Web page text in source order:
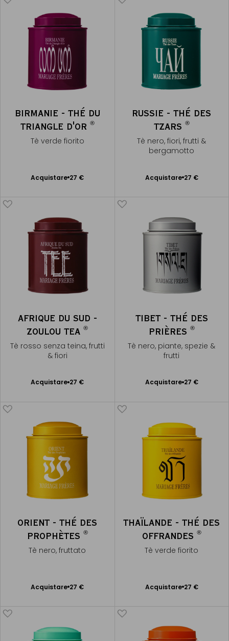
BIRMANIE - THÉ DU
TRIANGLE D'OR ®
Tè verde fiorito
Acquistare 27 €
Aggiungere
RUSSIE - THÉ DES
TZARS ®
Tè nero, fiori, frutti &
bergamotto
Acquistare 27 €
Aggiungere
AFRIQUE DU SUD -
ZOULOU TEA®
Tè rosso senza teina, frutti
& fiori
Acquistare 27 €
Aggiungere
TIBET - THÉ DES
PRIÈRES ®
Tè nero, piante, spezie &
frutti
Acquistare 27 €
Aggiungere
ORIENT - THÉ DES
PROPHÈTES ®
Tè nero, fruttato
Acquistare 27 €
Aggiungere
THAÏLANDE - THÉ DES
OFFRANDES ®
Tè verde fiorito
Acquistare 27 €
Aggiungere